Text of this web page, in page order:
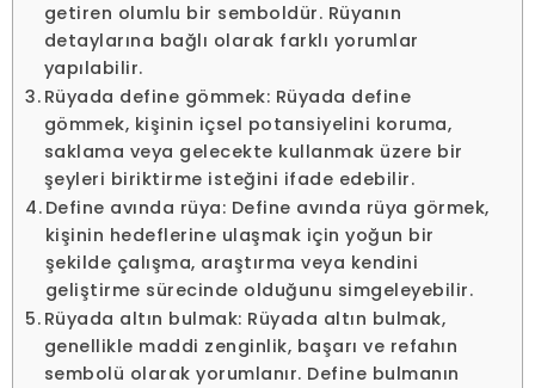
getiren olumlu bir semboldür. Rüyanın
detaylarına bağlı olarak farklı yorumlar
yapılabilir.
Rüyada define gömmek: Rüyada define
gömmek, kişinin içsel potansiyelini koruma,
saklama veya gelecekte kullanmak üzere bir
şeyleri biriktirme isteğini ifade edebilir.
Define avında rüya: Define avında rüya görmek,
kişinin hedeflerine ulaşmak için yoğun bir
şekilde çalışma, araştırma veya kendini
geliştirme sürecinde olduğunu simgeleyebilir.
Rüyada altın bulmak: Rüyada altın bulmak,
genellikle maddi zenginlik, başarı ve refahın
sembolü olarak yorumlanır. Define bulmanın